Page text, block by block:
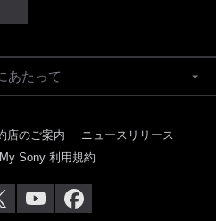
あたって
店のご案内
ニュースリリース
My Sony 利用規約